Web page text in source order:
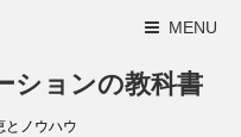
MENU
ションの教科書
とノウハウ